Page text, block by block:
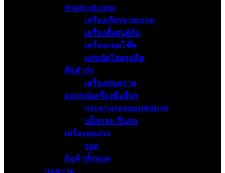
ช่วงล่าง&เบรค
เครื่องเจียรจานเบรค
เครื่องตั้งศูนย์ล้อ
เครื่องถอดโช๊ค
แท่นอัดไฮดรอลิค
สี&ตัวถัง
เครื่องพ่นทราย
อุปกรณ์เครื่องมืออื่นๆ
กระดานรองนอนซ่อมรถ
บล็อกลม ปืนลม
เครื่องทุ่นแรง
รอก
สินค้าทั้งหมด
บทความ